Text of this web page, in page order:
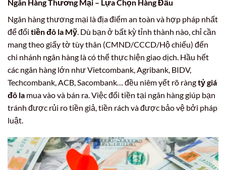
Ngân Hàng Thương Mại – Lựa Chọn Hàng Đầu
Ngân hàng thương mại là địa điểm an toàn và hợp pháp nhất
để đổi tiền đô la Mỹ. Dù bạn ở bất kỳ tỉnh thành nào, chỉ cần
mang theo giấy tờ tùy thân (CMND/CCCD/Hộ chiếu) đến
chi nhánh ngân hàng là có thể thực hiện giao dịch. Hầu hết
các ngân hàng lớn như Vietcombank, Agribank, BIDV,
Techcombank, ACB, Sacombank… đều niêm yết rõ ràngtỷ giá
đô la mua vào và bán ra. Việc đổi tiền tại ngân hàng giúp bạn
tránh được rủi ro tiền giả, tiền rách và được bảo vệ bởi pháp
luật.